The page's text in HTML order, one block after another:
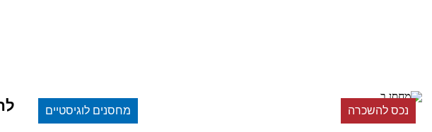
מחסנים לוגיסטיים נכס להשכרה